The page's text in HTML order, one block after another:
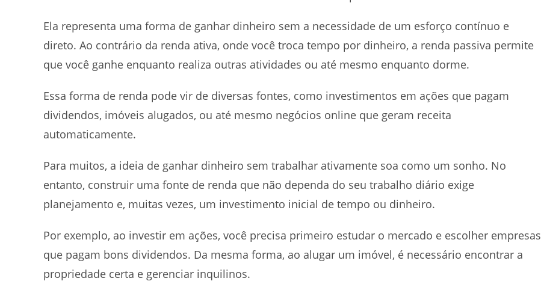
Ela representa uma forma de ganhar dinheiro sem a necessidade de um esforço contínuo e
direto. Ao contrário da renda ativa, onde você troca tempo por dinheiro, a renda passiva permite
que você ganhe enquanto realiza outras atividades ou até mesmo enquanto dorme.
Essa forma de renda pode vir de diversas fontes, como investimentos em ações que pagam
dividendos, imóveis alugados, ou até mesmo negócios online que geram receita
automaticamente.
Para muitos, a ideia de ganhar dinheiro sem trabalhar ativamente soa como um sonho. No
entanto, construir uma fonte de renda que não dependa do seu trabalho diário exige
planejamento e, muitas vezes, um investimento inicial de tempo ou dinheiro.
Por exemplo, ao investir em ações, você precisa primeiro estudar o mercado e escolher empresas
que pagam bons dividendos. Da mesma forma, ao alugar um imóvel, é necessário encontrar a
propriedade certa e gerenciar inquilinos.